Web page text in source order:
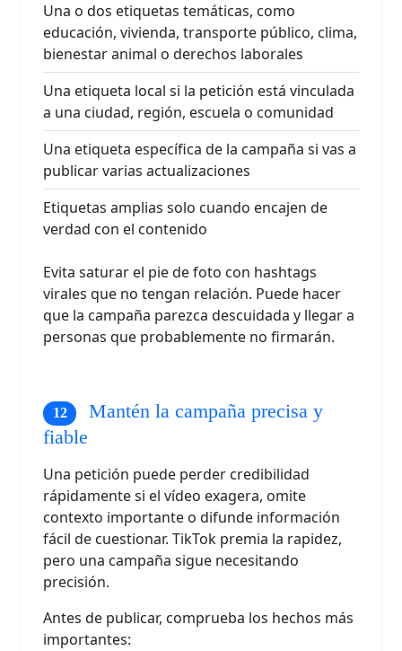
Una o dos etiquetas temáticas, como
educación, vivienda, transporte público, clima,
bienestar animal o derechos laborales
Una etiqueta local si la petición está vinculada
a una ciudad, región, escuela o comunidad
Una etiqueta específica de la campaña si vas a
publicar varias actualizaciones
Etiquetas amplias solo cuando encajen de
verdad con el contenido
Evita saturar el pie de foto con hashtags
virales que no tengan relación. Puede hacer
que la campaña parezca descuidada y llegar a
personas que probablemente no firmarán.
Mantén la campaña precisa y
fiable
Una petición puede perder credibilidad
rápidamente si el vídeo exagera, omite
contexto importante o difunde información
fácil de cuestionar. TikTok premia la rapidez,
pero una campaña sigue necesitando
precisión.
Antes de publicar, comprueba los hechos más
importantes: